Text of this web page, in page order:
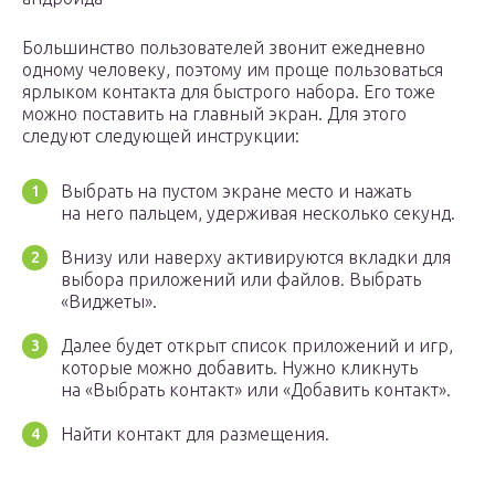
Большинство пользователей звонит ежедневно
одному человеку, поэтому им проще пользоваться
ярлыком контакта для быстрого набора. Его тоже
можно поставить на главный экран. Для этого
следуют следующей инструкции:
Выбрать на пустом экране место и нажать
на него пальцем, удерживая несколько секунд.
Внизу или наверху активируются вкладки для
выбора приложений или файлов. Выбрать
«Виджеты».
Далее будет открыт список приложений и игр,
которые можно добавить. Нужно кликнуть
на «Выбрать контакт» или «Добавить контакт».
Найти контакт для размещения.